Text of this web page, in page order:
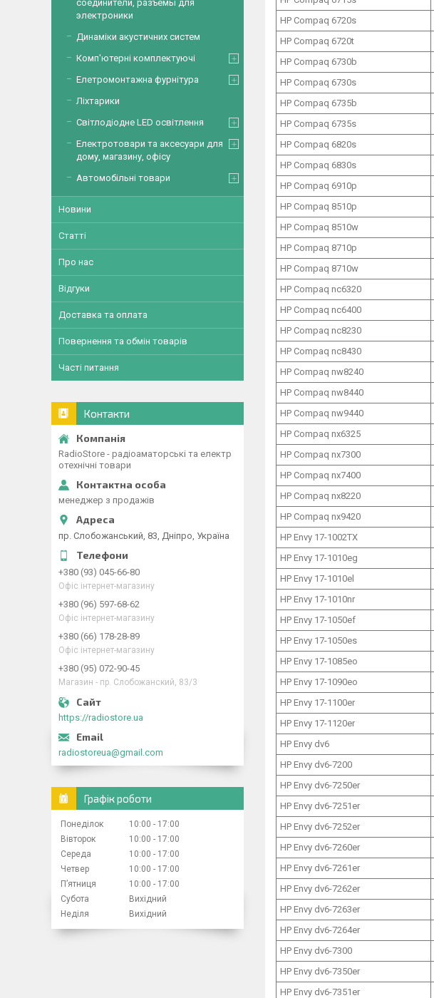
HP Compaq 6720s
HP Compaq 6720t
HP Compaq 6730b
HP Compaq 6730s
HP Compaq 6735b
HP Compaq 6735s
HP Compaq 6820s
HP Compaq 6830s
HP Compaq 6910p
HP Compaq 8510p
HP Compaq 8510w
HP Compaq 8710p
HP Compaq 8710w
HP Compaq nc6320
HP Compaq nc6400
HP Compaq nc8230
HP Compaq nc8430
HP Compaq nw8240
HP Compaq nw8440
HP Compaq nw9440
HP Compaq nx6325
HP Compaq nx7300
HP Compaq nx7400
HP Compaq nx8220
HP Compaq nx9420
HP Envy 17-1002TX
HP Envy 17-1010eg
HP Envy 17-1010el
HP Envy 17-1010nr
HP Envy 17-1050ef
HP Envy 17-1050es
HP Envy 17-1085eo
HP Envy 17-1090eo
HP Envy 17-1100er
HP Envy 17-1120er
HP Envy dv6
HP Envy dv6-7200
HP Envy dv6-7250er
HP Envy dv6-7251er
HP Envy dv6-7252er
HP Envy dv6-7260er
HP Envy dv6-7261er
HP Envy dv6-7262er
HP Envy dv6-7263er
HP Envy dv6-7264er
HP Envy dv6-7300
HP Envy dv6-7350er
HP Envy dv6-7351er
соединители, разъемы для
электроники
Динаміки акустичних систем
Комп'ютерні комплектуючі
Елетромонтажна фурнітура
Ліхтарики
Світлодіодне LED освітлення
Електротовари та аксесуари для
дому, магазину, офісу
Автомобільні товари
Новини
Статті
Про нас
Відгуки
Доставка та оплата
Повернення та обмін товарів
Часті питання
Контакти
RadioStore - радіоаматорські та електр
отехнічні товари
менеджер з продажів
пр. Слобожанський, 83, Дніпро, Україна
+380 (93) 045-66-80
Офіс інтернет-магазину
+380 (96) 597-68-62
Офіс інтернет-магазину
+380 (66) 178-28-89
Офіс інтернет-магазину
+380 (95) 072-90-45
Магазин - пр. Слобожанский, 83/3
https://radiostore.ua
radiostoreua@gmail.com
Графік роботи
Понеділок 10:00
17:00
Вівторок
10:00
17:00
Середа
10:00
17:00
Четвер
10:00
17:00
Пʼятниця
10:00
17:00
Субота
Вихідний
Неділя
Вихідний